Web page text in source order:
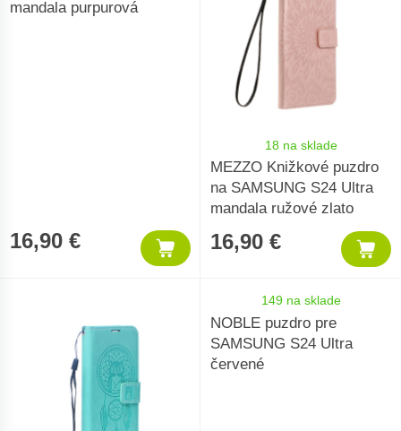
mandala purpurová
16,90 €
18 na sklade
MEZZO Knižkové puzdro
na SAMSUNG S24 Ultra
mandala ružové zlato
16,90 €
149 na sklade
NOBLE puzdro pre
SAMSUNG S24 Ultra
červené